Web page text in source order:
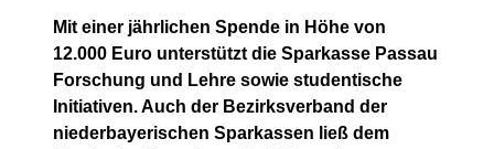
Mit einer jährlichen Spende in Höhe von
12.000 Euro unterstützt die Sparkasse Passau
Forschung und Lehre sowie studentische
Initiativen. Auch der Bezirksverband der
niederbayerischen Sparkassen ließ dem